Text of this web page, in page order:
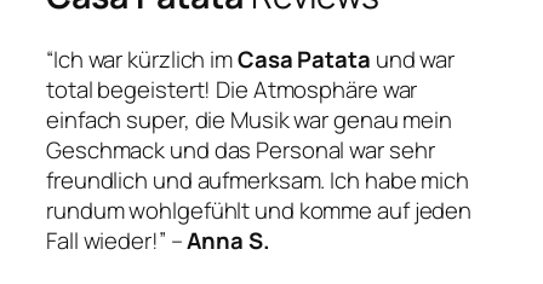
“Ich war kürzlich imCasa Patata und war
total begeistert! Die Atmosphäre war
einfach super, die Musik war genau mein
Geschmack und das Personal war sehr
freundlich und aufmerksam. Ich habe mich
rundum wohlgefühlt und komme auf jeden
Fall wieder!” –Anna S.